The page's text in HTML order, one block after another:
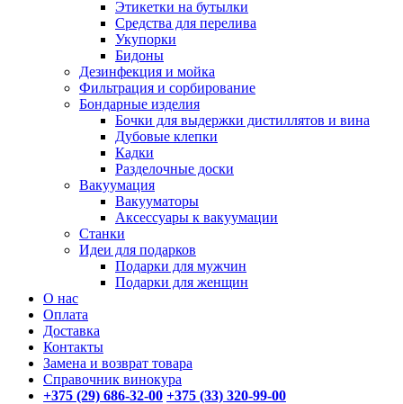
Этикетки на бутылки
Средства для перелива
Укупорки
Бидоны
Дезинфекция и мойка
Фильтрация и сорбирование
Бондарные изделия
Бочки для выдержки дистиллятов и вина
Дубовые клепки
Кадки
Разделочные доски
Вакуумация
Вакууматоры
Аксессуары к вакуумации
Станки
Идеи для подарков
Подарки для мужчин
Подарки для женщин
О нас
Оплата
Доставка
Контакты
Замена и возврат товара
Справочник винокура
+375 (29) 686-32-00 +375 (33) 320-99-00